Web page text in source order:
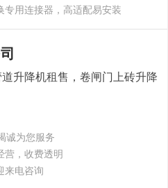
用连接器，高适配易安装
升降机租售，卷闸门上砖升降
诚为您服务
营，收费透明
来电咨询